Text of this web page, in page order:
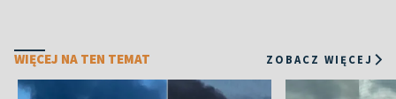
WIĘCEJ NA TEN TEMAT ZOBACZ WIĘCEJ